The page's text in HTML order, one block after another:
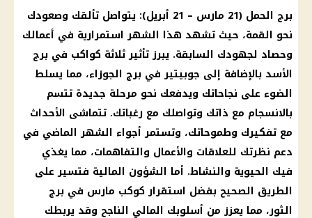
برج الحمل (21 مارس – 21 أبريل): يتواصل تألقك وصعودك
نحو القمة، حيث تشهد هذا الشهر استمرارية في أعمالك
وحصاد لجهودك السابقة. يبرز تأثير ثلاثة كواكب في برج
الأسد بالإضافة إلى جوبيتير في برج الجوزاء، مما يسلط
الضوء على نجاحاتك ويدفعك نحو مرحلة جديدة تتسم
بالانسجام مع ذاتك وتواصلك مع رغباتك. تتماشى الأحداث
مع تفكيرك وطموحاتك، وتستمر أجواء الشهر الماضي في
دعم نظرتك للعلاقات والأعمال والتفاهمات، مما يغذي
فيك الحيوية والنشاط. أما الشؤون المالية فتسير على
الطريق الصحيح بفضل استقرار كوكب مارس في برج
الثور، مما يعزز من أسلوبك المالي الناجح وقد يربطك